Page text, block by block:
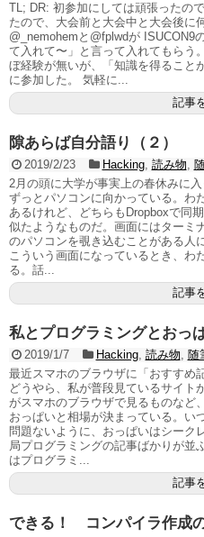
TL; DR: 初参加にしては頑張ったの
たので、大会前と大会中と大会後に
@_nemohemと@fplwdが ISUCON9
て入れて〜」と言って入れてもらう
ぼ経験が無いが、「知識を得ること
に参加した。 気軽に...
記事
隙あらば自分語り（２）
2019/2/23 Hacking, 読み物,
2月の頭に大学が事実上の春休みに
ずっとパソコンに向かっている。わ
あるけれど、どちらもDropboxで同
似たようなものだ。画面にはターミ
のパソコンを覗き込むことがある人
こういう画面になっているとき、わ
る。話...
記事
私とプログラミングとおっ
2019/1/7 Hacking, 読み物, 随
最近スマホのブラウザに「おすすめ
どうやら、私が普段見ているサイト
がスマホのブラウザで見るものなど
おっぱいと相場が決まっている。い
問題ないように、おっぱいはシーク
局プログラミングの記事ばかりが並
はプログラミ...
記事
できる！ コンパイラ作成